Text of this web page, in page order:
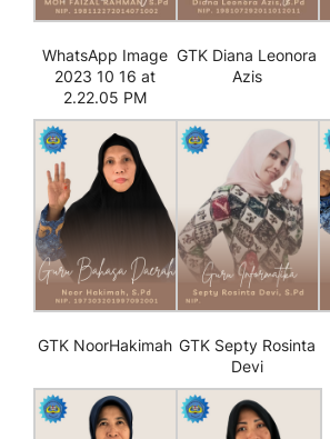
WhatsApp Image
2023 10 16 at
2.22.05 PM
GTK Diana Leonora
Azis
GTK NoorHakimah GTK Septy Rosinta
Devi